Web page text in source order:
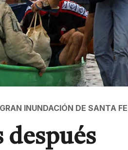
INUNDACIÓN DE SANTA FE
después